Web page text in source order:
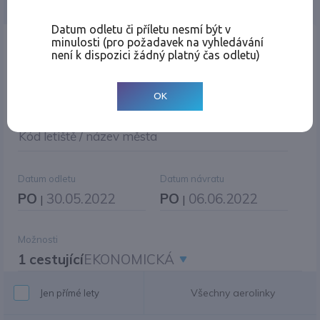
Místo odletu
Kód letiště / název města
Datum odletu
PO | 30.05.2022
Datum návratu
PO | 06.06.2022
Možnosti
1 cestujícíEKONOMICKÁ
Jen přímé lety Všechny aerolinky
Datum odletu či příletu nesmí být v
minulosti (pro požadavek na vyhledávání
není k dispozici žádný platný čas odletu)
OK